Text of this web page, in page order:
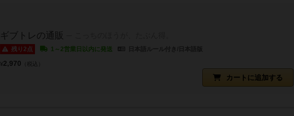
ギブトレの通販
残り2点 1～2営業日以内に発送
カートに追加する
¥2,970 （税込）